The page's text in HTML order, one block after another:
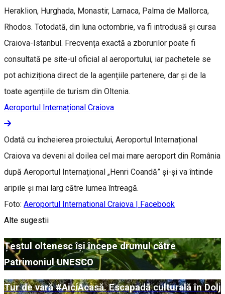
Heraklion, Hurghada, Monastir, Larnaca, Palma de Mallorca,
Rhodos. Totodată, din luna octombrie, va fi introdusă și cursa
Craiova-Istanbul. Frecvența exactă a zborurilor poate fi
consultată pe site-ul oficial al aeroportului, iar pachetele se
pot achiziționa direct de la agențiile partenere, dar și de la
toate agențiile de turism din Oltenia.
Aeroportul Internațional Craiova
Odată cu încheierea proiectului, Aeroportul Internațional
Craiova va deveni al doilea cel mai mare aeroport din România
după Aeroportul Internațional „Henri Coandă” și-și va întinde
aripile și mai larg către lumea întreagă.
Foto: Aeroportul International Craiova | Facebook
Alte sugestii
Țestul oltenesc își începe drumul către
Patrimoniul UNESCO
Tur de vară #AiciAcasă. Escapadă culturală în Dolj